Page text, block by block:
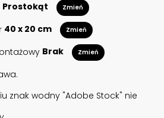
Prostokąt Zmień
40 x 20 cm Zmień
Brak Zmień
znak wodny "Adobe Stock" nie